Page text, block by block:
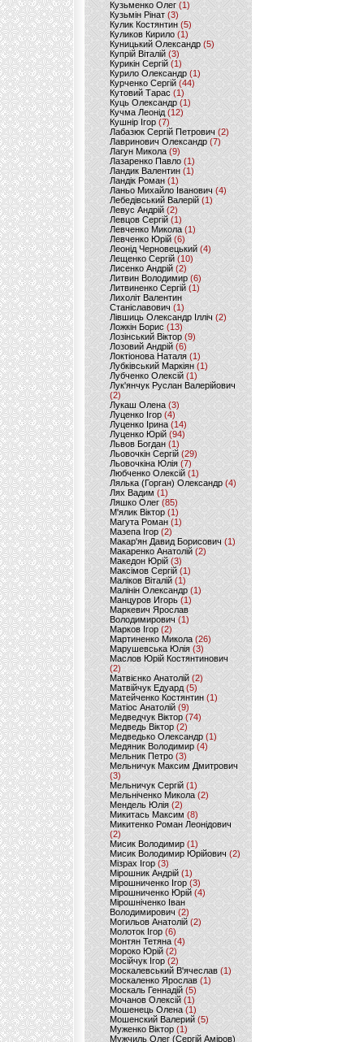
Кузьменко Олег (1)
Кузьмін Рінат(3)
Кулик Костянтин(5)
Куликов Кирило (1)
Куницький Олександр (5)
Купрій Віталій (3)
Курикін Сергій(1)
Курило Олександр (1)
Курченко Сергій (44)
Кутовий Тарас (1)
Куць Олександр (1)
Кучма Леонід (12)
Кушнір Ігор(7)
Лабазюк Сергій Петрович (2)
Лавринович Олександр(7)
Лагун Микола(9)
Лазаренко Павло (1)
Ландик Валентин (1)
Ландік Роман (1)
Ланьо Михайло Іванович(4)
Лебедівський Валерій(1)
Левус Андрій(2)
Левцов Сергій (1)
Левченко Микола (1)
Левченко Юрій (6)
Леонід Черновецький (4)
Лещенко Сергій (10)
Лисенко Андрій (2)
Литвин Володимир (6)
Литвиненко Сергій (1)
Лихоліт Валентин
Станіславович (1)
Лівшиць Олександр Ілліч (2)
Ложкін Борис(13)
Лозінський Віктор(9)
Лозовий Андрій (6)
Локтіонова Наталя (1)
Лубківський Маркіян(1)
Лубченко Олексій (1)
Лук'янчук Руслан Валерійович
(2)
Лукаш Олена (3)
Луценко Ігор (4)
Луценко Ірина (14)
Луценко Юрій (94)
Львов Богдан (1)
Льовочкін Сергій (29)
Льовочкіна Юлія(7)
Любченко Олексій(1)
Лялька (Горган) Олександр(4)
Лях Вадим (1)
Ляшко Олег (85)
М'ялик Віктор(1)
Магута Роман(1)
Мазепа Ігор (2)
Макар'ян Давид Борисович(1)
Макаренко Анатолій (2)
Македон Юрій(3)
Максімов Сергій (1)
Маліков Віталій (1)
Малінін Олександр (1)
Манцуров Игорь (1)
Маркевич Ярослав
Володимирович (1)
Марков Ігор (2)
Мартиненко Микола (26)
Марушевська Юлія (3)
Маслов Юрій Костянтинович
(2)
Матвієнко Анатолій (2)
Матвійчук Едуард(5)
Матейченко Костянтин (1)
Матіос Анатолій (9)
Медведчук Віктор(74)
Медведь Віктор (2)
Медведько Олександр (1)
Медяник Володимир(4)
Мельник Петро (3)
Мельничук Максим Дмитрович
(3)
Мельничук Сергій (1)
Мельніченко Микола (2)
Мендель Юлія (2)
Микитась Максим (8)
Микитенко Роман Леонідович
(2)
Мисик Володимир (1)
Мисик Володимир Юрійович(2)
Мізрах Ігор(3)
Мірошник Андрій(1)
Мірошниченко Ігор (3)
Мірошниченко Юрій(4)
Мірошніченко Іван
Володимирович (2)
Могильов Анатолій (2)
Молоток Ігор (6)
Монтян Тетяна (4)
Мороко Юрій(2)
Мосійчук Ігор (2)
Москалевський В'ячеслав (1)
Москаленко Ярослав (1)
Москаль Геннадій (5)
Мочанов Олексій(1)
Мошенець Олена(1)
Мошенский Валерий (5)
Муженко Віктор (1)
Мужчиль Олег (Сергій Аміров)